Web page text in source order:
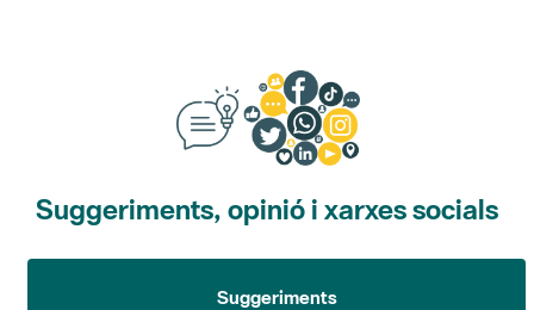
Suggeriments, opinió i xarxes socials
Suggeriments